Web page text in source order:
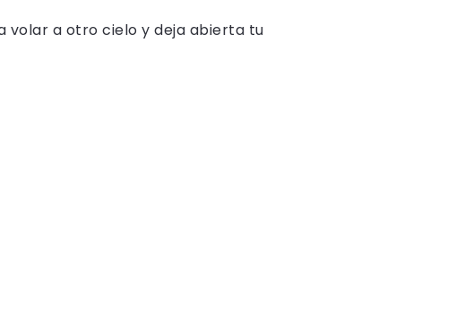
volar a otro cielo y deja abierta tu